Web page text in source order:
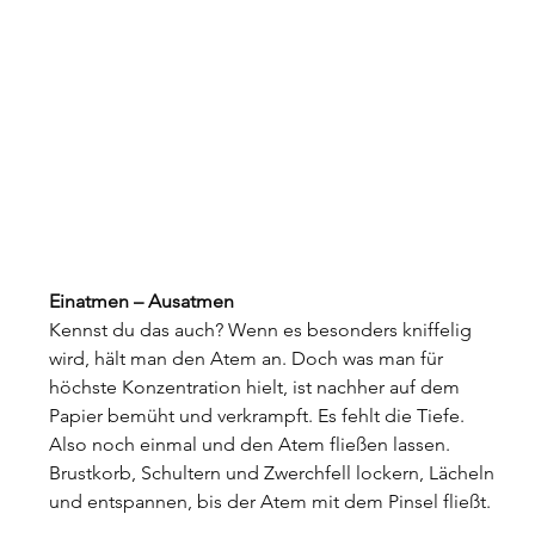
Einatmen – Ausatmen
Kennst du das auch? Wenn es besonders kniffelig
wird, hält man den Atem an. Doch was man für
höchste Konzentration hielt, ist nachher auf dem
Papier bemüht und verkrampft. Es fehlt die Tiefe.
Also noch einmal und den Atem fließen lassen.
Brustkorb, Schultern und Zwerchfell lockern, Lächeln
und entspannen, bis der Atem mit dem Pinsel fließt.